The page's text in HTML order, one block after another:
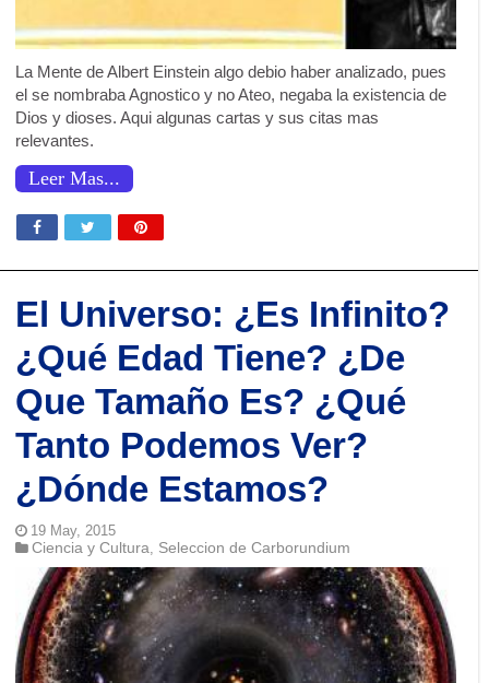
La Mente de Albert Einstein algo debio haber analizado, pues
el se nombraba Agnostico y no Ateo, negaba la existencia de
Dios y dioses. Aqui algunas cartas y sus citas mas
relevantes.
Leer Mas...
El Universo: ¿Es Infinito?
¿Qué Edad Tiene? ¿De
Que Tamaño Es? ¿Qué
Tanto Podemos Ver?
¿Dónde Estamos?
19 May, 2015
Ciencia y Cultura Seleccion de Carborundium